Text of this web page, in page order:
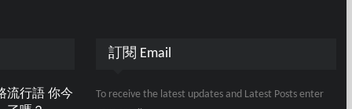
流行語 你今
訂閱 Email
To receive the latest updates and Latest Posts enter